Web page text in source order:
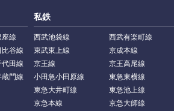
線
谷線
田線
門線
私鉄
西武池袋線 西武有楽町線
東武東上線
京成本線
京王線
京王高尾線
小田急小田原線
東急東横線
東急大井町線
東急池上線
京急本線
京急大師線